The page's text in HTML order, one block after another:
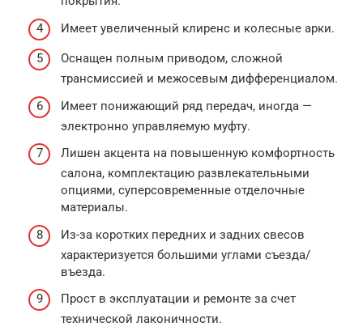
Имеет увеличенный клиренс и колесные арки.
Оснащен полным приводом, сложной
трансмиссией и межосевым дифференциалом.
Имеет понижающий ряд передач, иногда —
электронно управляемую муфту.
Лишен акцента на повышенную комфортность
салона, комплектацию развлекательными
опциями, суперсовременные отделочные
материалы.
Из-за коротких передних и задних свесов
характеризуется большими углами съезда/
въезда.
Прост в эксплуатации и ремонте за счет
технической лаконичности.